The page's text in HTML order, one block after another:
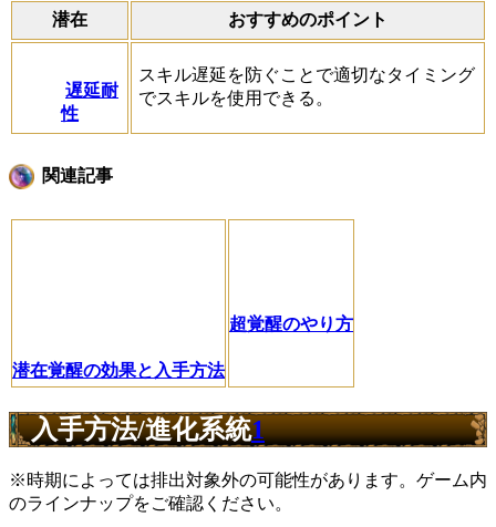
潜在 おすすめのポイント
遅延耐
性
スキル遅延を防ぐことで適切なタイミング
でスキルを使用できる。
関連記事
潜在覚醒の効果と入手方法
超覚醒のやり方
入手方法/進化系統1
※時期によっては排出対象外の可能性があります。ゲーム内
のラインナップをご確認ください。